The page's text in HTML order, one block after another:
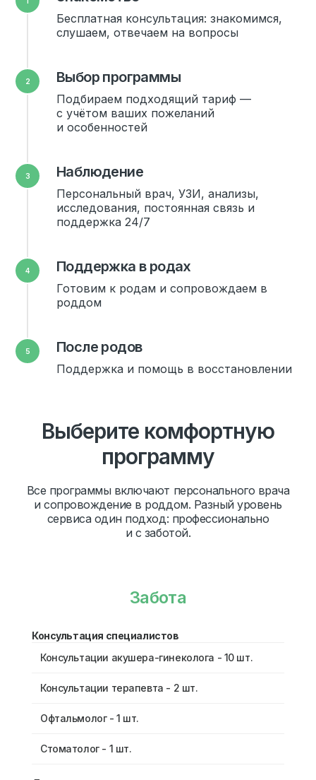
Бесплатная консультация: знакомимся,
слушаем, отвечаем на вопросы
Выбор программы
Подбираем подходящий тариф —
с учётом ваших пожеланий
и особенностей
Наблюдение
Персональный врач, УЗИ, анализы,
исследования, постоянная связь и
поддержка 24/7
Поддержка в родах
Готовим к родам и сопровождаем в
роддом
После родов
Поддержка и помощь в восстановлении
Выберите комфортную
программу
Все программы включают персонального врача
и сопровождение в роддом. Разный уровень
сервиса один подход: профессионально
и с заботой.
Забота
Консультация специалистов
Консультации акушера-гинеколога - 10 шт.
Консультации терапевта - 2 шт.
Офтальмолог - 1 шт.
Стоматолог - 1 шт.